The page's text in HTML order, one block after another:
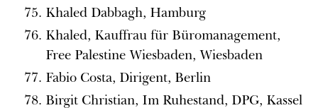
Khaled Dabbagh, Hamburg
Khaled, Kauffrau für Büromanagement,
Free Palestine Wiesbaden, Wiesbaden
Fabio Costa, Dirigent, Berlin
Birgit Christian, Im Ruhestand, DPG, Kassel